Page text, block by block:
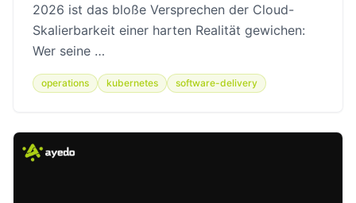
2026 ist das bloße Versprechen der Cloud-
Skalierbarkeit einer harten Realität gewichen:
Wer seine …
operations kubernetes software-delivery